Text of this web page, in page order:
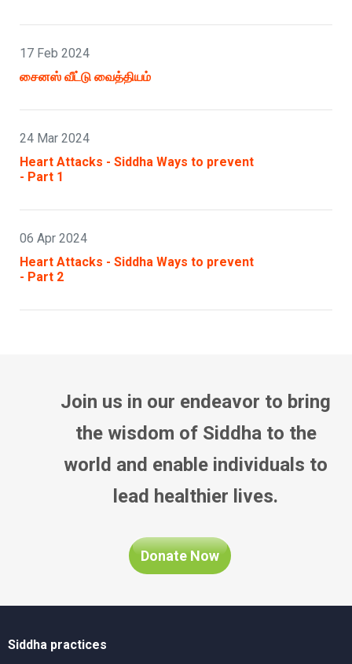
17 Feb 2024
சைனஸ் வீட்டு வைத்தியம்
24 Mar 2024
Heart Attacks - Siddha Ways to prevent
- Part 1
06 Apr 2024
Heart Attacks - Siddha Ways to prevent
- Part 2
Join us in our endeavor to bring
the wisdom of Siddha to the
world and enable individuals to
lead healthier lives.
Donate Now
Siddha practices